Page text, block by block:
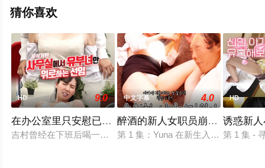
息可移步至豆瓣电影、电视猫或剧情网等平台了解。
猜你喜欢
HD 9.0
在办公室里只安慰已婚女性的前辈
吉村曾经在下班后喝一杯酒时，为一名陷入困境的已婚后辈提
中文字幕 4.0
醉酒的新人女职员崩溃的那一天
第 1 集：Yuna 在新生入学指导会上
HD
诱惑新
第 1 集 -